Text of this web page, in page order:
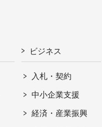
ビジネス
入札・契約
中小企業支援
経済・産業振興